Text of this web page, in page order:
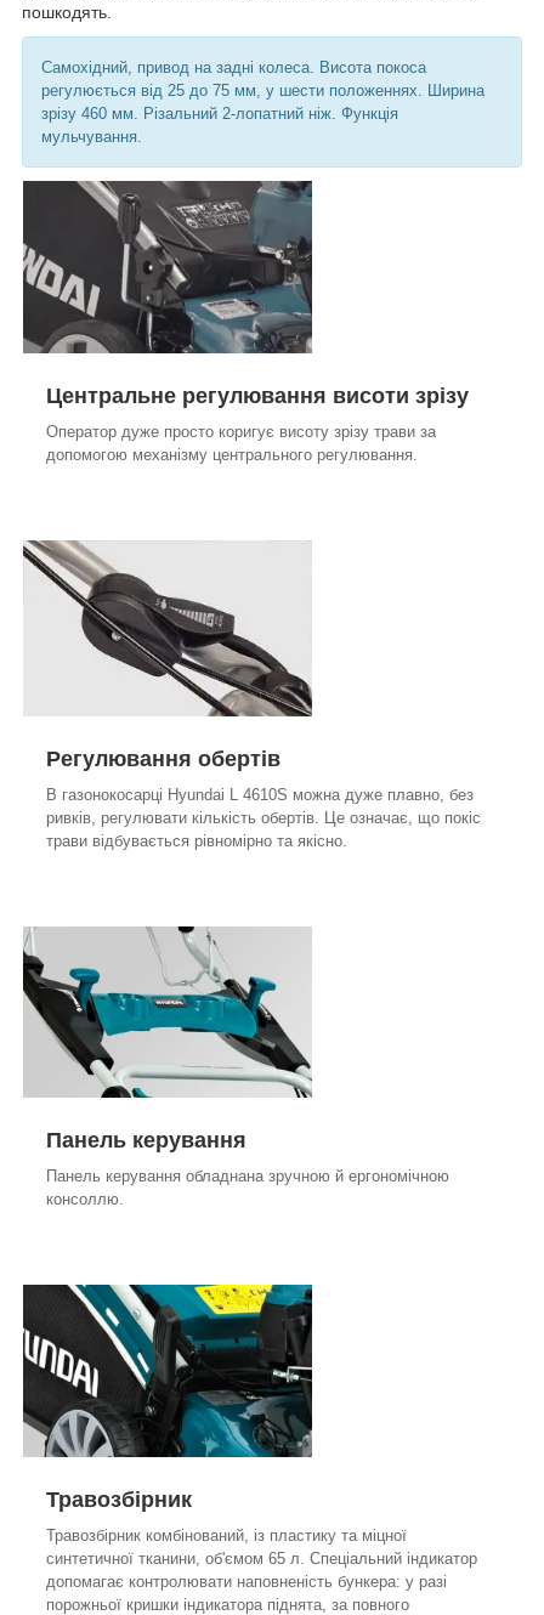
пошкодять.
Самохідний, привод на задні колеса. Висота покоса
регулюється від 25 до 75 мм, у шести положеннях. Ширина
зрізу 460 мм. Різальний 2-лопатний ніж. Функція
мульчування.
Центральне регулювання висоти зрізу
Оператор дуже просто коригує висоту зрізу трави за
допомогою механізму центрального регулювання.
Регулювання обертів
В газонокосарці Hyundai L 4610S можна дуже плавно, без
ривків, регулювати кількість обертів. Це означає, що покіс
трави відбувається рівномірно та якісно.
Панель керування
Панель керування обладнана зручною й ергономічною
консоллю.
Травозбірник
Травозбірник комбінований, із пластику та міцної
синтетичної тканини, об'ємом 65 л. Спеціальний індикатор
допомагає контролювати наповненість бункера: у разі
порожньої кришки індикатора піднята, за повного